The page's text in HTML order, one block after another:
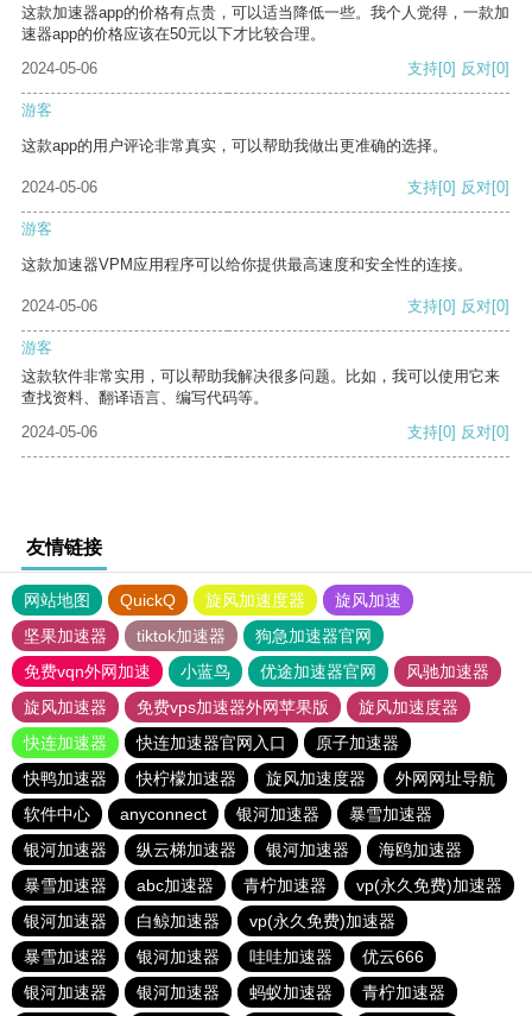
这款加速器app的价格有点贵，可以适当降低一些。我个人觉得，一款加
速器app的价格应该在50元以下才比较合理。
2024-05-06
支持[0] 反对[0]
游客
这款app的用户评论非常真实，可以帮助我做出更准确的选择。
2024-05-06 支持[0] 反对[0]
游客
这款加速器VPM应用程序可以给你提供最高速度和安全性的连接。
2024-05-06 支持[0] 反对[0]
游客
这款软件非常实用，可以帮助我解决很多问题。比如，我可以使用它来
查找资料、翻译语言、编写代码等。
2024-05-06
支持[0] 反对[0]
友情链接
网站地图 QuickQ 旋风加速度器
旋风加速
坚果加速器
tiktok加速器
狗急加速器官网
免费vqn外网加速
小蓝鸟 优途加速器官网
风驰加速器
旋风加速器
免费vps加速器外网苹果版
旋风加速度器
快连加速器
快连加速器官网入口
原子加速器
快鸭加速器
快柠檬加速器 旋风加速度器
外网网址导航
软件中心
anyconnect 银河加速器
暴雪加速器
银河加速器
纵云梯加速器 银河加速器
海鸥加速器
暴雪加速器
abc加速器 青柠加速器
vp(永久免费)加速器
银河加速器
白鲸加速器
vp(永久免费)加速器
暴雪加速器
银河加速器 哇哇加速器
优云666
银河加速器
银河加速器 蚂蚁加速器 青柠加速器